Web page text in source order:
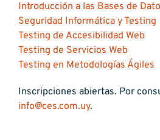
Introducción a las Bases de
Seguridad Informática y Testing
Testing de Accesibilidad Web
Testing de Servicios Web
Testing en Metodologías Ágiles
Inscripciones abiertas. Por
info@ces.com.uy.